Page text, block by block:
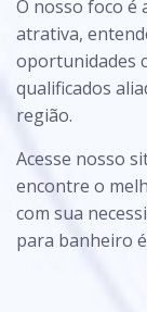
O nosso foco é
atrativa,
oportunidades
qualificados
região.
Acesse nosso
encontre o
com sua
para banheiro